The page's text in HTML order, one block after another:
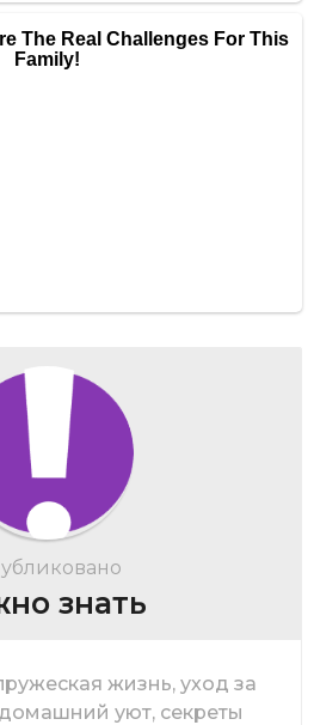
знать
жизнь, уход за
уют, секреты